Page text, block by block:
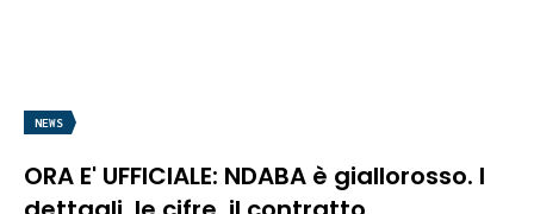
NEWS
ORA E' UFFICIALE: NDABA è giallorosso. I